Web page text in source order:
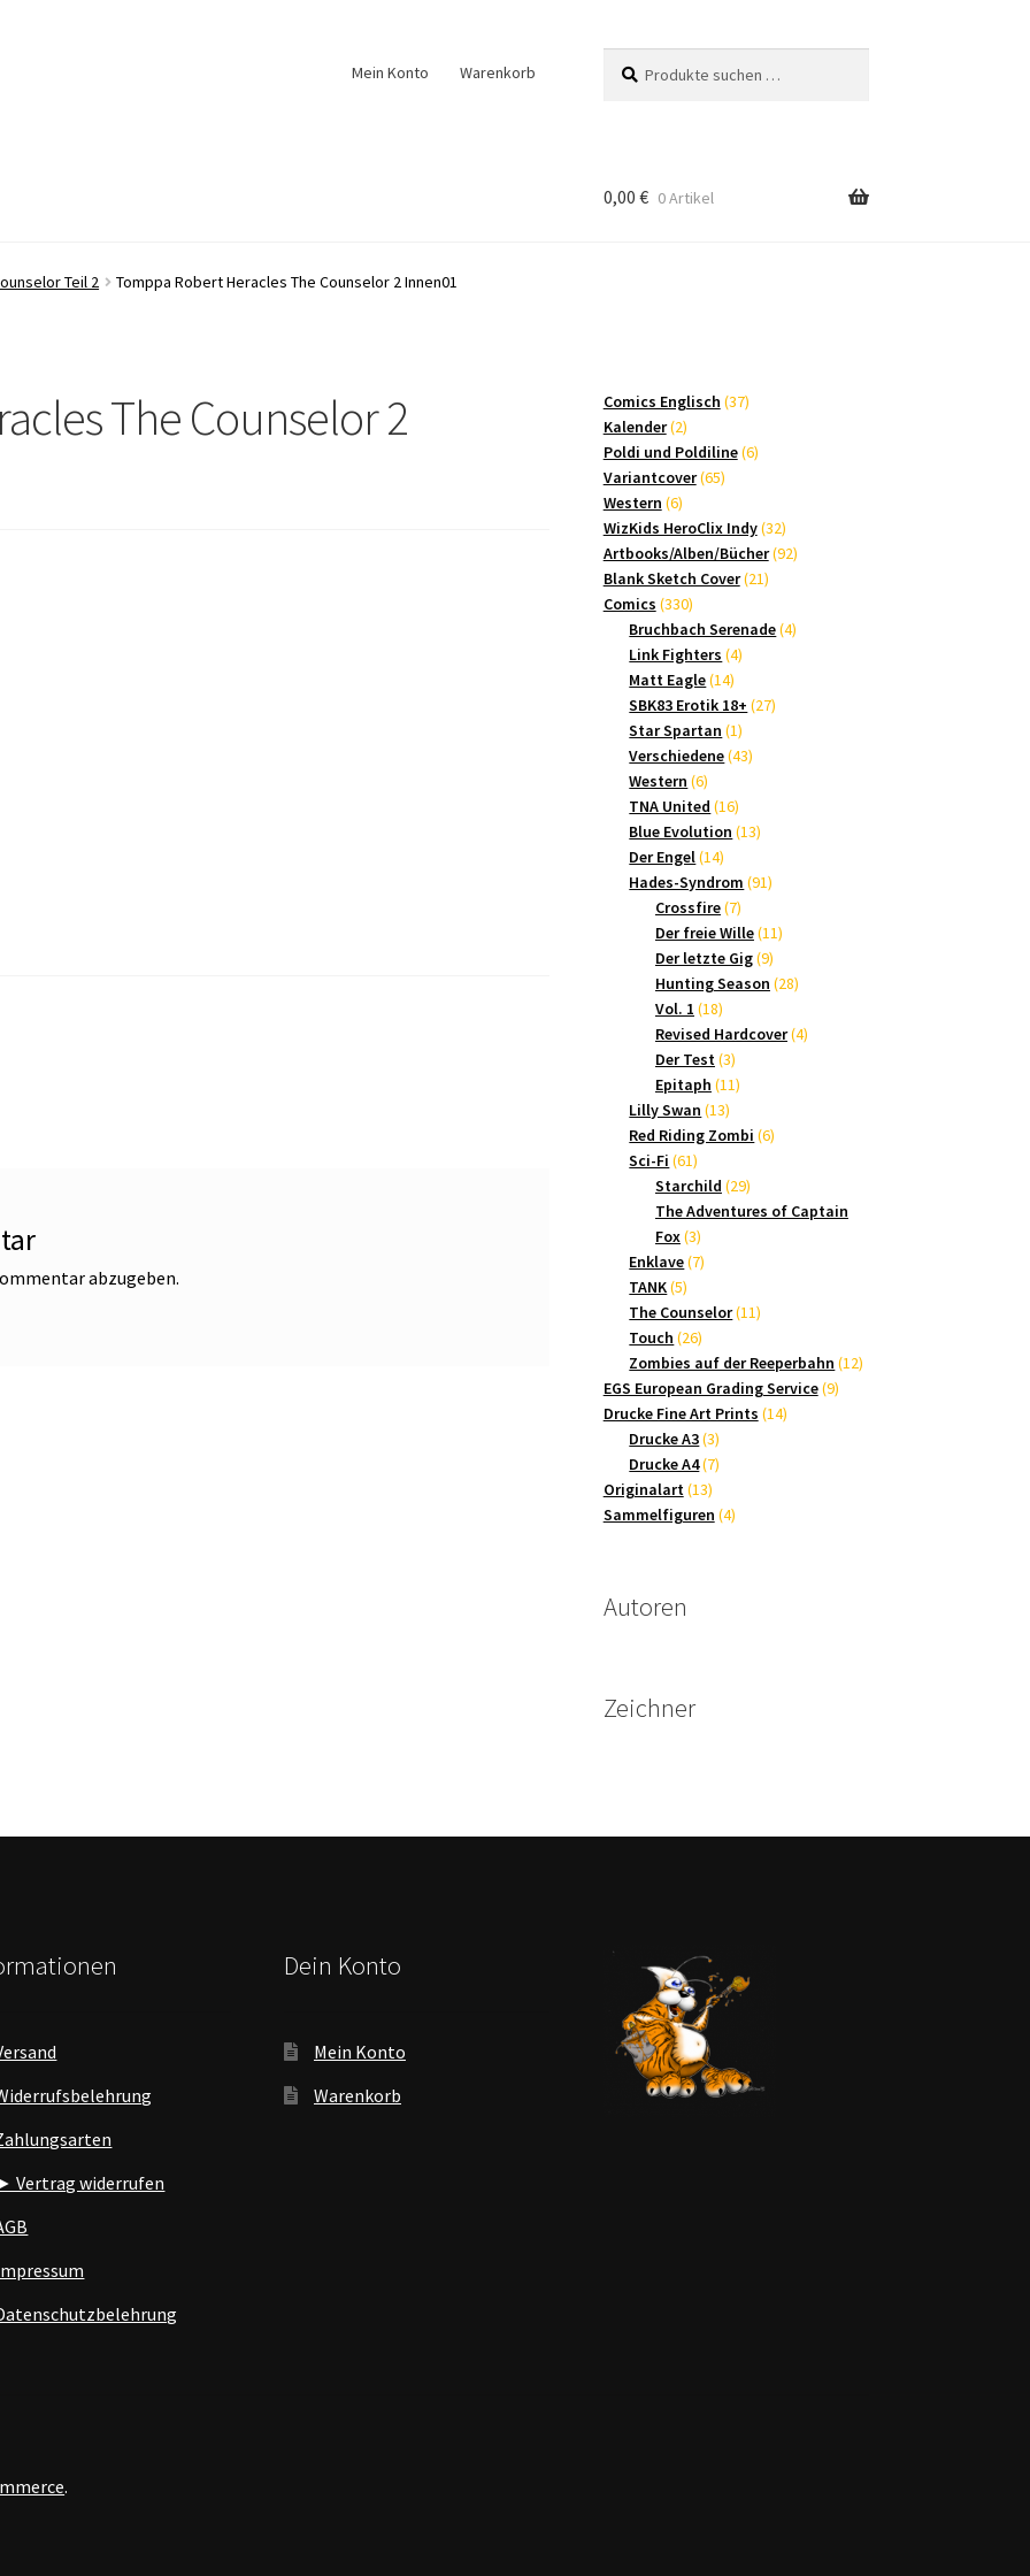
Mein Konto Warenkorb
nach:
0,00 € 0 Artikel
Teil 2 Tomppa Robert Heracles The Counselor 2 Innen01
The Counselor 2
abzugeben.
Comics Englisch 3737
Kalender 22
Produkte
Poldi und Poldiline 66
Variantcover 6565
Western 66
Produkte
WizKids HeroClix Indy 3232
Produkte
Artbooks/Alben/Bücher 9292
Blank Sketch Cover 2121
Comics 330330
Produkte
Bruchbach Serenade 44
Link Fighters 44
Matt Eagle 1414
Produkte
SBK83 Erotik 18+ 2727
Star Spartan 11
Produkt
Verschiedene 4343
Western 66
Produkte
TNA United 1616
Produkte
Blue Evolution 1313
Der Engel 1414
Produkte
Hades-Syndrom 9191
Crossfire 77
Produkte
Der freie Wille 1111
Der letzte Gig 99
Produkte
Hunting Season 2828
Vol. 1 1818
Produkte
Revised Hardcover 44
Der Test 33
Produkte
Epitaph 1111
Lilly Swan 1313
Produkte
Red Riding Zombi 66
Sci-Fi 6161
Produkte
Starchild 2929
Produkte
The Adventures of Captain
Fox 33
Produkte
Enklave 77
TANK 55
Produkte
The Counselor 1111
Touch 2626
Produkte
Zombies auf der Reeperbahn 1212
EGS European Grading Service 99
Drucke Fine Art Prints 1414
Drucke A3 33
Produkte
Drucke A4 77
Originalart 1313
Produkte
Sammelfiguren 44
Autoren
Zeichner
Vertrag widerrufen
Dein Konto
Mein Konto
Warenkorb
.